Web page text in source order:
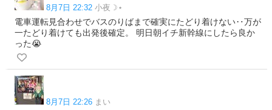
8月7日 22:32 小夜☽⋆
電車運転見合わせでバスのりばまで確実にたどり着けない‥万が
一たどり着けても出発後確定。 明日朝イチ新幹線にしたら良か
った😭
8月7日 22:26 まい